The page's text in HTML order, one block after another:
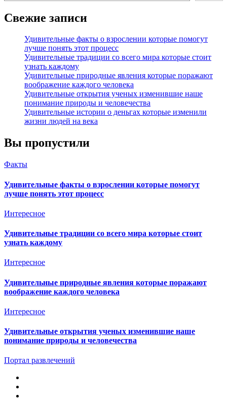
Свежие записи
Удивительные факты о взрослении которые помогут
лучше понять этот процесс
Удивительные традиции со всего мира которые стоит
узнать каждому
Удивительные природные явления которые поражают
воображение каждого человека
Удивительные открытия ученых изменившие наше
понимание природы и человечества
Удивительные истории о деньгах которые изменили
жизни людей на века
Вы пропустили
Факты
Удивительные факты о взрослении которые помогут
лучше понять этот процесс
Интересное
Удивительные традиции со всего мира которые стоит
узнать каждому
Интересное
Удивительные природные явления которые поражают
воображение каждого человека
Интересное
Удивительные открытия ученых изменившие наше
понимание природы и человечества
Портал развлечений